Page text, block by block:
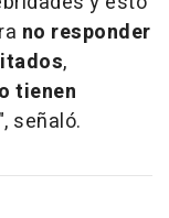
no responder
,
tienen
", señaló.